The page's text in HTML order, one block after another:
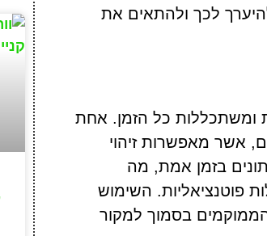
לכך ולהתאים את
כל הזמן. אחת
אשר מאפשרות זיהוי
בזמן אמת, מה
פוטנציאליות. השימוש
בסמוך למקור